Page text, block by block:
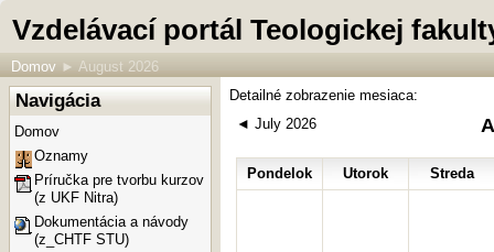
Vzdelávací portál Teologickej
Domov ► August 2026
Detailné zobrazenie mesiaca:
◄ July 2026
Pondelok Utorok Streda
Navigácia
Domov
Oznamy
Príručka pre tvorbu kurzov
(z UKF Nitra)
Dokumentácia a návody
(z_CHTF STU)